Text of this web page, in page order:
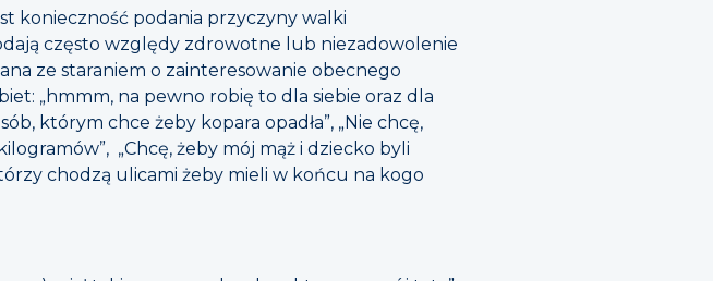
konieczność podania przyczyny walki
często względy zdrowotne lub niezadowolenie
ze staraniem o zainteresowanie obecnego
„hmmm, na pewno robię to dla siebie oraz dla
którym chce żeby kopara opadła”, „Nie chcę,
„Chcę, żeby mój mąż i dziecko byli
chodzą ulicami żeby mieli w końcu na kogo